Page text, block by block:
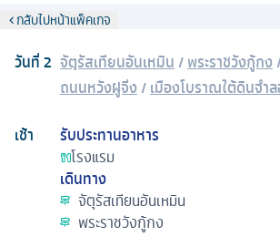
กลับไปหน้าแพ็คเกจ
วันที่2 จัตุรัสเทียนอันเหมิน /พระราชวังกู้กง
ถนนหวังฝูจิ่ง/เมืองโบราณใต้ดินจำ
เช้า
รับประทานอาหาร
โรงแรม
เดินทาง
จัตุรัสเทียนอันเหมิน
พระราชวังกู้กง